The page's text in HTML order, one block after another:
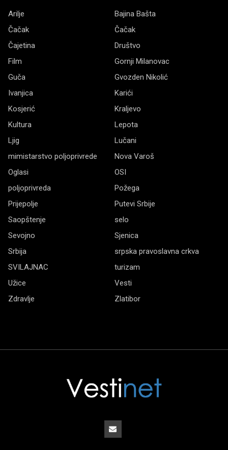
Arilje
Bajina Bašta
Čačak
Čačak
Čajetina
Društvo
Film
Gornji Milanovac
Guča
Gvozden Nikolić
Ivanjica
Karići
Kosjerić
Kraljevo
Kultura
Lepota
Ljig
Lučani
mimistarstvo poljoprivrede
Nova Varoš
Oglasi
OSI
poljoprivreda
Požega
Prijepolje
Putevi Srbije
Saopštenje
selo
Sevojno
Sjenica
Srbija
srpska pravoslavna crkva
SVILAJNAC
turizam
Užice
Vesti
Zdravlje
Zlatibor